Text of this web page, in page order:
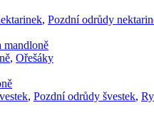
, Pozdní odrůdy
mandloně
, Ořešáky
, Pozdní odrůdy švestek,